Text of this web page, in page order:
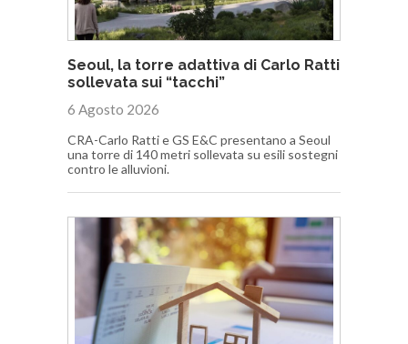
Seoul, la torre adattiva di Carlo Ratti
sollevata sui “tacchi”
6 Agosto 2026
CRA-Carlo Ratti e GS E&C presentano a Seoul
una torre di 140 metri sollevata su esili sostegni
contro le alluvioni.